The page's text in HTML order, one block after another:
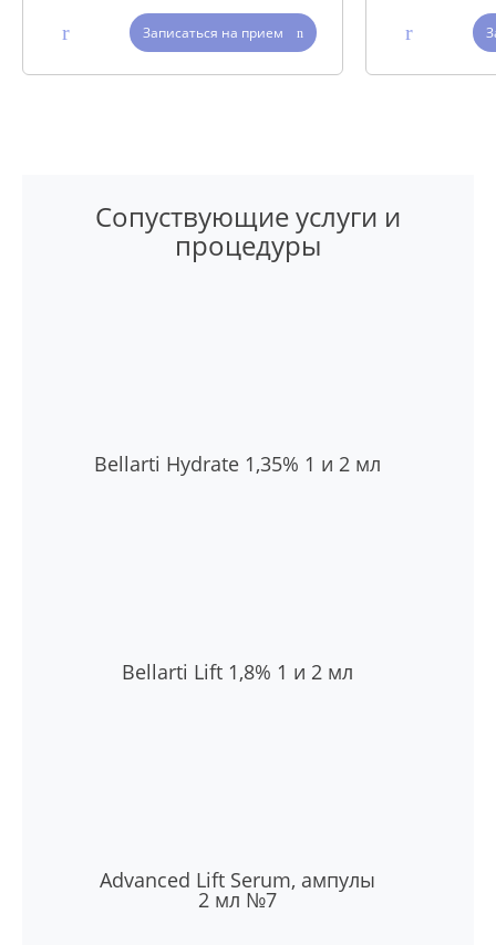
Записаться на прием
Сопуствующие услуги и
процедуры
Bellarti Hydrate 1,35% 1 и 2 мл
Bellarti Lift 1,8% 1 и 2 мл
Advanced Lift Serum, ампулы
2 мл №7